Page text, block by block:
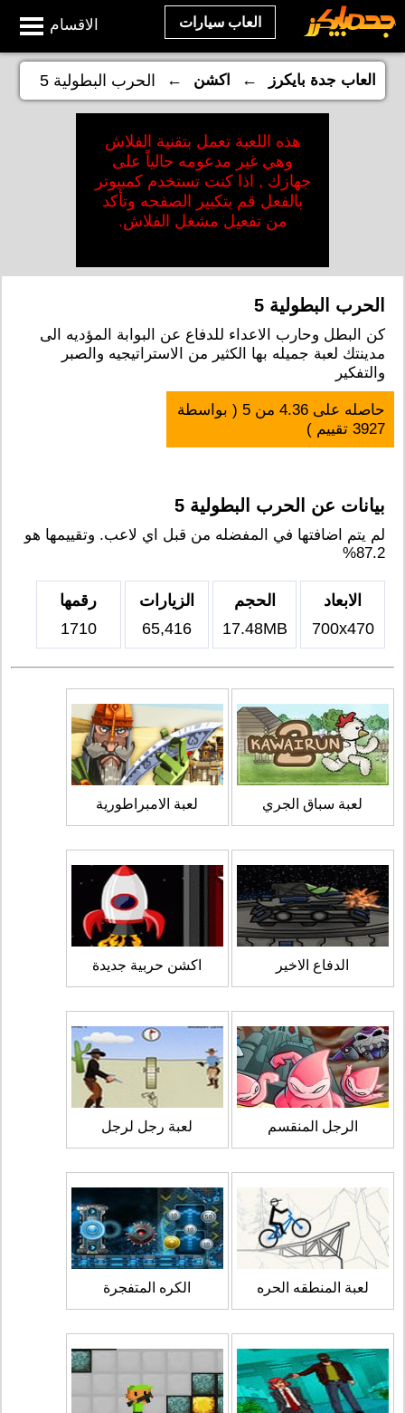
الاقسام العاب سيارات
العاب جدة بايكرز ← اكشن ← الحرب البطولية 5
هذه اللعبة تعمل بتقنية الفلاش
وهي غير مدعومه حالياً على
جهازك , اذا كنت تستخدم كمبيوتر
بالفعل قم بتكبير الصفحه وتأكد
من تفعيل مشغل الفلاش.
الحرب البطولية 5
كن البطل وحارب الاعداء للدفاع عن البوابة المؤديه الى
مدينتك لعبة جميله بها الكثير من الاستراتيجيه والصبر
والتفكير
حاصله على4.36 من5 ( بواسطة
3927 تقييم )
بيانات عن الحرب البطولية 5
لم يتم اضافتها في المفضله من قبل اي لاعب. وتقييمها هو
87.2%
الابعاد
700x470
الحجم
17.48MB
الزيارات
65,416
رقمها
1710
لعبة سباق الجري لعبة الامبراطورية
الدفاع الاخير اكشن حربية جديدة
الرجل المنقسم لعبة رجل لرجل
لعبة المنطقه الحره الكره المتفجرة